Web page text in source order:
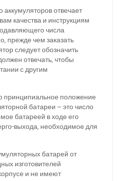
отвечает
качества и инструкциям
числа
прежде чем заказать
следует обозначить
отвечать, чтобы
с другим
принципиальное положение
батареи – это число
батареей в ходе его
выхода, необходимое для
батарей от
изготовителей
и не имеют